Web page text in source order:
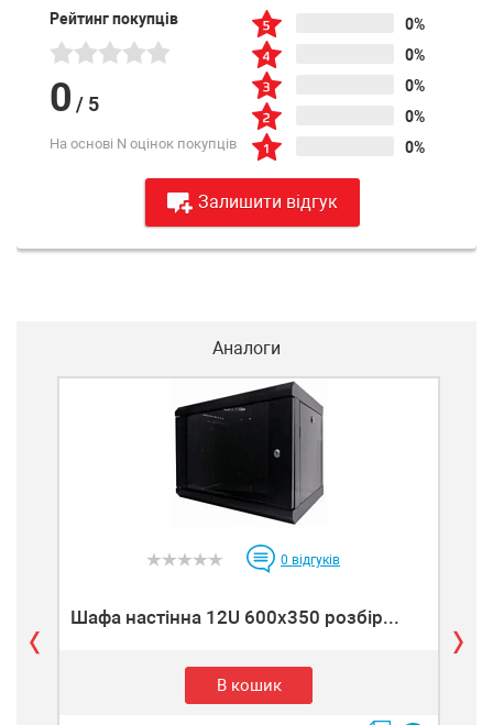
Рейтинг покупців
0 / 5
На основі N оцінок покупців
0%
0%
0%
0%
0%
Залишити відгук
Аналоги
0 відгуків
Шафа настінна 12U 600x350 розбір...
В кошик